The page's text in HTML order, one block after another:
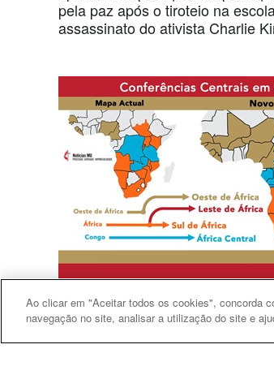
pela paz após o tiroteio na
assassinato do ativista Charlie
Conferência anual
Igreja em África apresenta um
Ao clicar em "Aceitar todos os cookies", concorda
navegação no site, analisar a utilização do site e